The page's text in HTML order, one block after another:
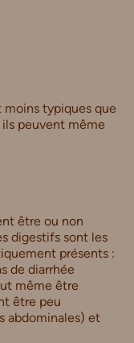
moins typiques que
ils peuvent même
être ou non
digestifs sont les
présents :
de diarrhée
même être
être peu
abdominales) et